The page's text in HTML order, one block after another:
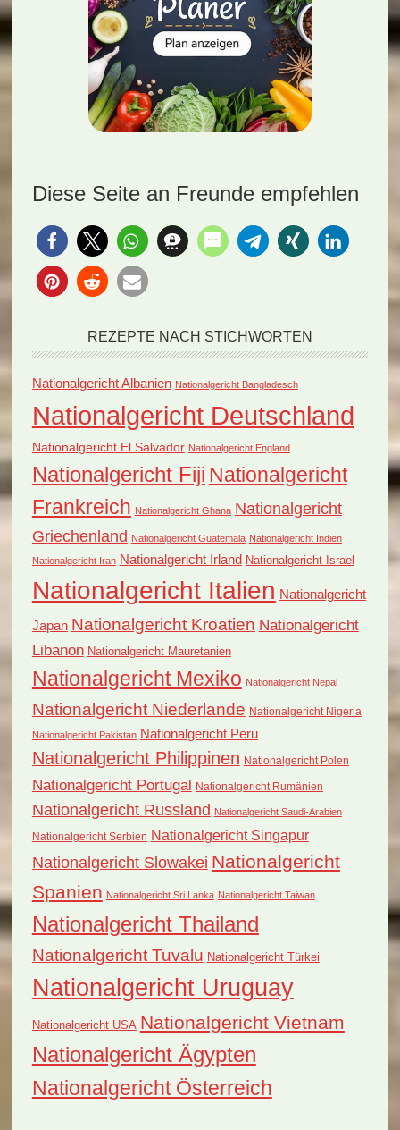
Diese Seite an Freunde empfehlen
REZEPTE NACH STICHWORTEN
Nationalgericht Albanien Nationalgericht Bangladesch
Nationalgericht Deutschland
Nationalgericht El Salvador Nationalgericht England
Nationalgericht Fiji Nationalgericht
Frankreich Nationalgericht Ghana Nationalgericht
Griechenland Nationalgericht Guatemala Nationalgericht Indien
Nationalgericht Iran Nationalgericht Irland Nationalgericht Israel
Nationalgericht Italien Nationalgericht
Japan Nationalgericht Kroatien Nationalgericht
Libanon Nationalgericht Mauretanien
Nationalgericht Mexiko Nationalgericht Nepal
Nationalgericht Niederlande Nationalgericht Nigeria
Nationalgericht Pakistan Nationalgericht Peru
Nationalgericht Philippinen Nationalgericht Polen
Nationalgericht Portugal Nationalgericht Rumänien
Nationalgericht Russland Nationalgericht Saudi-Arabien
Nationalgericht Serbien Nationalgericht Singapur
Nationalgericht Slowakei Nationalgericht
Spanien Nationalgericht Sri Lanka Nationalgericht Taiwan
Nationalgericht Thailand
Nationalgericht Tuvalu Nationalgericht Türkei
Nationalgericht Uruguay
Nationalgericht USA Nationalgericht Vietnam
Nationalgericht Ägypten
Nationalgericht Österreich